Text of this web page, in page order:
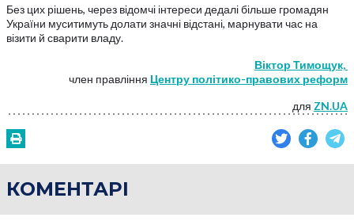
Без цих рішень, через відомчі інтереси дедалі більше громадян
України муситимуть долати значні відстані, марнувати час на
візити й сварити владу.
Віктор Тимощук,
член правління Центру політико-правових реформ
для ZN.UA
КОМЕНТАРІ